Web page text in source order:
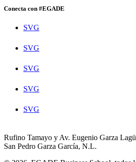
Conecta con #EGADE
SVG
SVG
SVG
SVG
SVG
Rufino Tamayo y Av. Eugenio Garza
San Pedro Garza García, N.L.